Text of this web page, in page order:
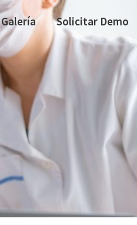
Galería Solicitar Demo